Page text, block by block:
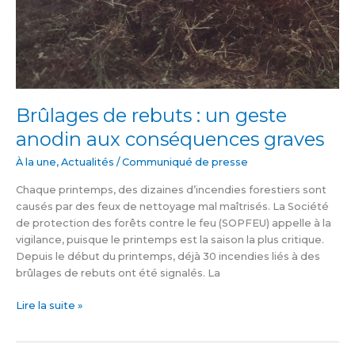
Brûlages de rebuts : un geste
anodin aux conséquences graves
À la une, Actualités /Communiqué de presse
Chaque printemps, des dizaines d’incendies forestiers sont
causés par des feux de nettoyage mal maîtrisés. La Société
de protection des forêts contre le feu (SOPFEU) appelle à la
vigilance, puisque le printemps est la saison la plus critique.
Depuis le début du printemps, déjà 30 incendies liés à des
brûlages de rebuts ont été signalés. La
Lire la suite »